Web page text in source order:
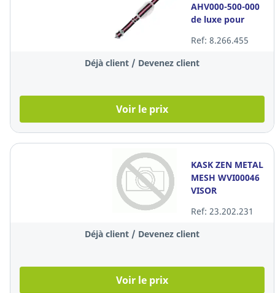
AHV000-500-000
de luxe pour
sécurité, la pièce
Ref: 8.266.455
Déjà client / Devenez client
Voir le prix
KASK ZEN METAL
MESH WVI00046
VISOR
Ref: 23.202.231
Déjà client / Devenez client
Voir le prix